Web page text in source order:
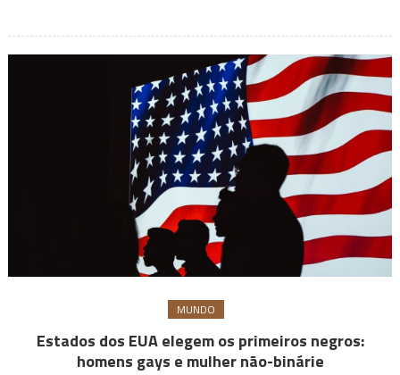
MUNDO
Estados dos EUA elegem os primeiros negros:
homens gays e mulher não-binárie